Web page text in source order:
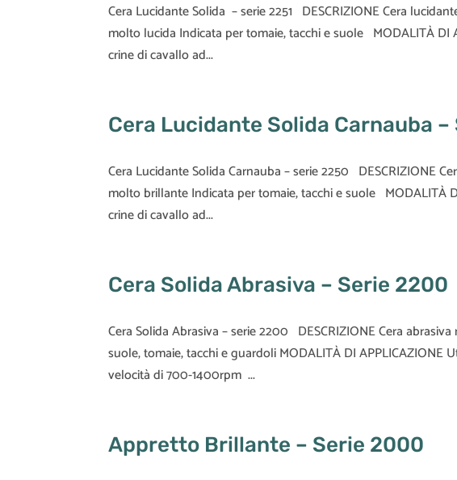
Cera Lucidante Solida – serie 2251 DESCRIZIONE Cera
molto lucida Indicata per tomaie, tacchi e suole MODALITÀ DI
crine di cavallo ad...
Cera Lucidante Solida Carnauba –
Cera Lucidante Solida Carnauba – serie 2250 DESCRIZIONE
molto brillante Indicata per tomaie, tacchi e suole MODALITÀ
crine di cavallo ad...
Cera Solida Abrasiva – Serie 2200
Cera Solida Abrasiva – serie 2200 DESCRIZIONE Cera
suole, tomaie, tacchi e guardoli MODALITÀ DI
velocità di 700-1400rpm ...
Appretto Brillante – Serie 2000